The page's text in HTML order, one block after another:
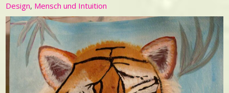
Design, Mensch und Intuition